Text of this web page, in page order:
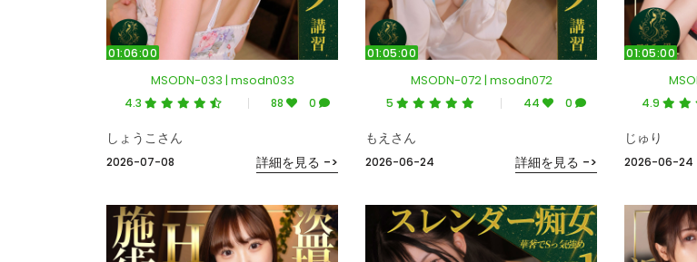
01:06:00
MSODN-033 | msodn033
4.3 88 0
2026-07-08
しょうこさん
詳細を見る ->
01:05:00
MSODN-072 | msodn072
5 44 0
2026-06-24
もえさん
詳細を見る ->
01:05:00
4.9
2026-06-24
じゅり